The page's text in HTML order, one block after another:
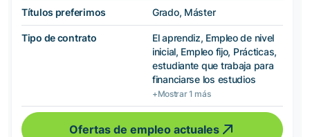
Títulos preferimos Grado, Máster
Tipo de contrato
El aprendiz, Empleo de nivel
inicial, Empleo fijo, Prácticas,
estudiante que trabaja para
financiarse los estudios
+Mostrar 1 más
Ofertas de empleo actuales